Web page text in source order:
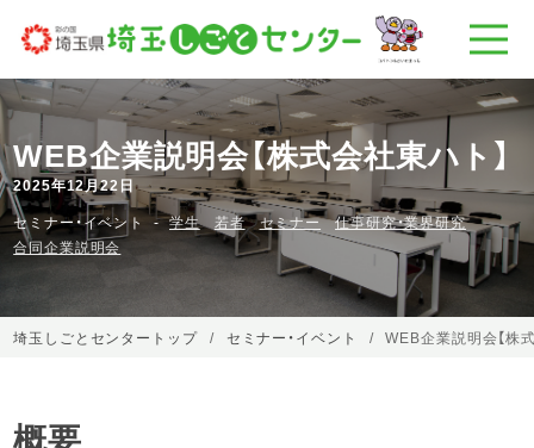
WEB企業説明会【株式会社東ハト】
2025年12月22日
セミナー・イベント
学生 若者 セミナー
仕事研究・業界研究
合同企業説明会
埼玉しごとセンタートップ セミナー・イベント WEB企業説明会【株
概要